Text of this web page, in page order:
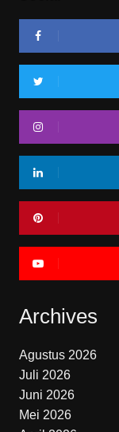
Archives
Agustus 2026
Juli 2026
Juni 2026
Mei 2026